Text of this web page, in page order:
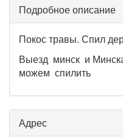
Подробное описание
Покос травы. Спил
Выезд минск и
можем спилить
Адрес